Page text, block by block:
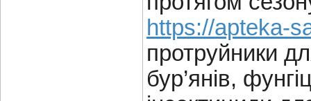
https://apteka-
протруйники
бур’янів,